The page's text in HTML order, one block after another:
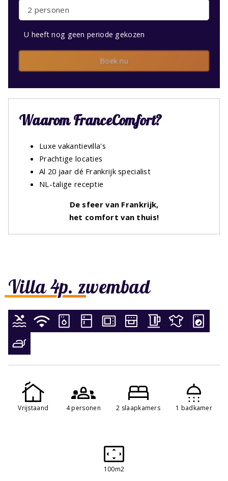
Villa 4p. zwembad
Vrijstaand 4 personen 2 slaapkamers 1 badkamer
100m2
2 personen
U heeft nog geen periode gekozen
Boek nu
Waarom FranceComfort?
Luxe vakantievilla's
Prachtige locaties
Al 20 jaar dé Frankrijk specialist
NL-talige receptie
De sfeer van Frankrijk,
het comfort van thuis!